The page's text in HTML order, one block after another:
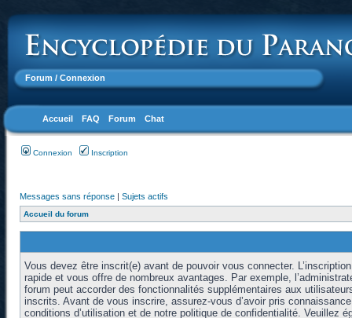
Forum / Connexion
Accueil FAQ Forum Chat
Connexion Inscription
Messages sans réponse | Sujets actifs
Accueil du forum
Vous devez être inscrit(e) avant de pouvoir vous connecter.
rapide et vous offre de nombreux avantages. Par exemple,
forum peut accorder des fonctionnalités supplémentaires aux
inscrits. Avant de vous inscrire, assurez-vous d’avoir pris
conditions d’utilisation et de notre politique de confidentialité. Veuillez